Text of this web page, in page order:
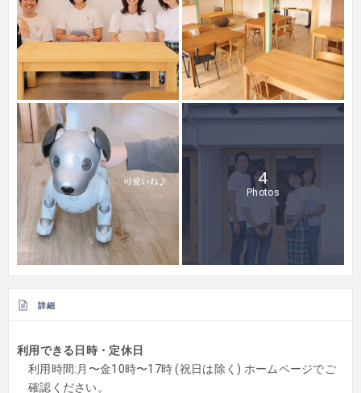
4
Photos
詳細
利用できる日時・定休日
利用時間:月〜金10時〜17時 (祝日は除く) ホームページでご
確認ください。